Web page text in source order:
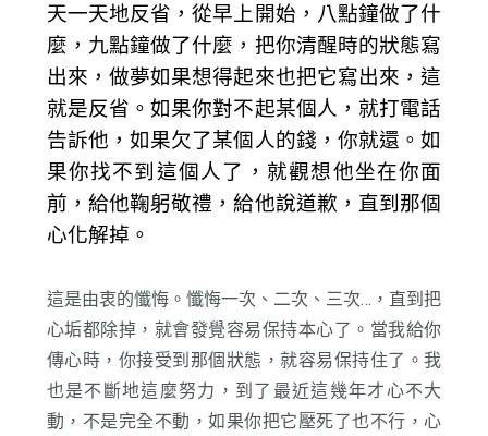
天一天地反省，從早上開始，八點鐘做了什
麼，九點鐘做了什麼，把你清醒時的狀態寫
出來，做夢如果想得起來也把它寫出來，這
就是反省。如果你對不起某個人，就打電話
告訴他，如果欠了某個人的錢，你就還。如
果你找不到這個人了，就觀想他坐在你面
前，給他鞠躬敬禮，給他說道歉，直到那個
心化解掉。
這是由衷的懺悔。懺悔一次、二次、三次…，直到把
心垢都除掉，就會發覺容易保持本心了。當我給你
傳心時，你接受到那個狀態，就容易保持住了。我
也是不斷地這麼努力，到了最近這幾年才心不大
動，不是完全不動，如果你把它壓死了也不行，心